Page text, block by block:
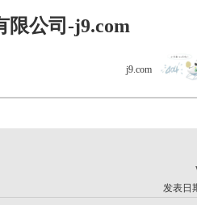
限公司-j9.com
j9.com
发表日